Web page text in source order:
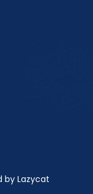
by Lazycat